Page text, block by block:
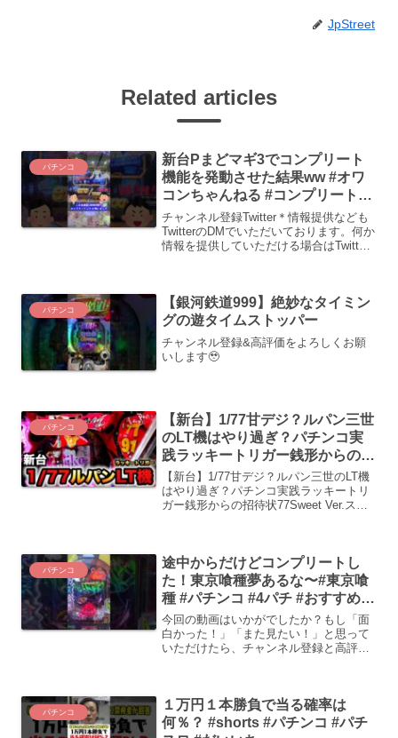
JpStreet
Related articles
パチンコ
新台Pまどマギ3でコンプリート
機能を発動させた結果ww #オワ
コンちゃんねる #コンプリート機
能 #スマパチ #まどマギ
チャンネル登録Twitter＊情報提供なども
TwitterのDMでいただいております。何か
情報を提供していただける場合はTwitter
パチンコ
【銀河鉄道999】絶妙なタイミン
グの遊タイムストッパー
チャンネル登録&高評価をよろしくお願
いします🥹
パチンコ
【新台】1/77甘デジ？ルパン三世
のLT機はやり過ぎ？パチンコ実
践ラッキートリガー銭形からの招
待状77Sweet Ver.スイート#1293
【新台】1/77甘デジ？ルパン三世のLT機
はやり過ぎ？パチンコ実践ラッキートリ
ガー銭形からの招待状77Sweet Ver.スイ
パチンコ
途中からだけどコンプリートし
た！東京喰種夢あるな〜#東京喰
種 #パチンコ #4パチ #おすすめ #
東京喰種#コンプリート
今回の動画はいかがでしたか？もし「面
白かった！」「また見たい！」と思って
いただけたら、チャンネル登録と高評
ストにはお応えできません。
パチンコ
１万円１本勝負で当る確率は
何％？ #shorts #パチンコ #パチ